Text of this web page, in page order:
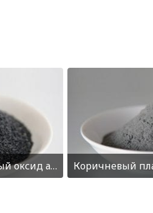
Коричневый плавленый оксид алюминия F300